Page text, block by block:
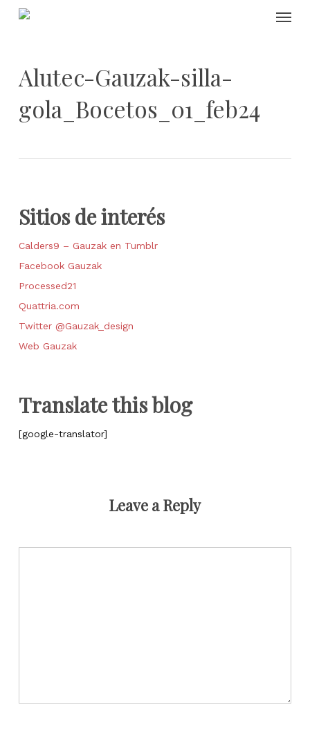
Skip
Alutec-Gauzak-silla-
gola_Bocetos_01_feb24
Sitios de interés
Calders9 – Gauzak en Tumblr
Facebook Gauzak
Processed21
Quattria.com
Twitter @Gauzak_design
Web Gauzak
Translate this blog
[google-translator]
Leave a Reply